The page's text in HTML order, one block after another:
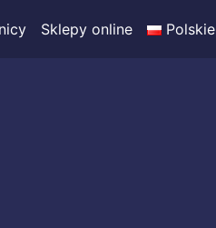
Sklepy online Polskie